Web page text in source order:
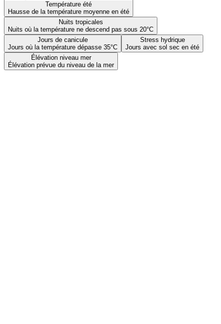
Température été
Hausse de la température moyenne en été
Nuits tropicales
Nuits où la température ne descend pas sous 20°C
Jours de canicule
Jours où la température dépasse 35°C
Stress hydrique
Jours avec sol sec en été
Élévation niveau mer
Élévation prévue du niveau de la mer